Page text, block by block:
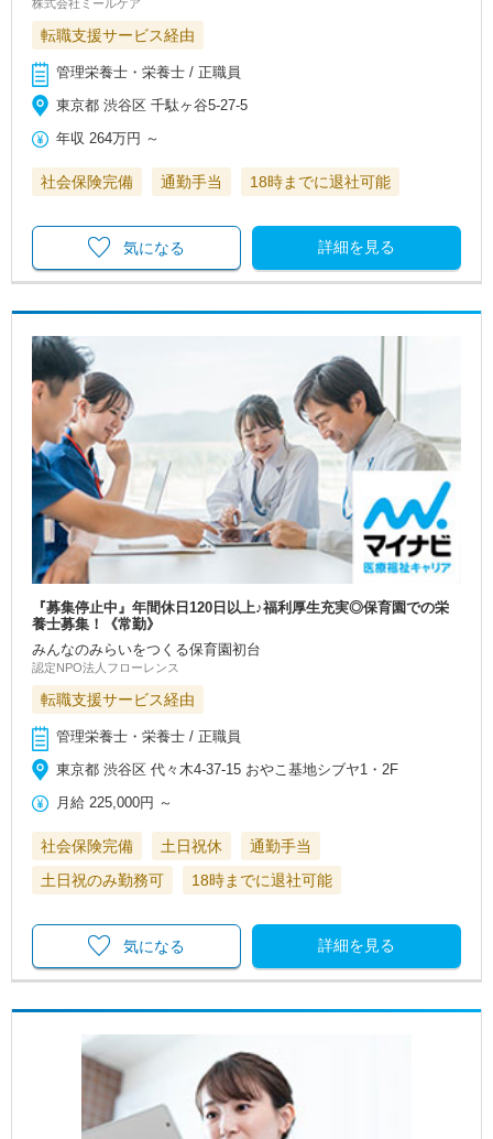
株式会社ミールケア
転職支援サービス経由
管理栄養士・栄養士 / 正職員
東京都 渋谷区 千駄ヶ谷5-27-5
年収 264万円 ～
社会保険完備 通勤手当 18時までに退社可能
詳細を見る
気になる
『募集停止中』年間休日120日以上♪福利厚生充実◎保育園での栄
養士募集！《常勤》
みんなのみらいをつくる保育園初台
認定NPO法人フローレンス
転職支援サービス経由
管理栄養士・栄養士 / 正職員
東京都 渋谷区 代々木4-37-15 おやこ基地シブヤ1・2F
月給 225,000円 ～
社会保険完備 土日祝休
通勤手当
土日祝のみ勤務可
18時までに退社可能
詳細を見る
気になる